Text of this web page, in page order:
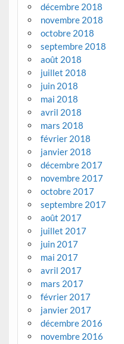
décembre 2018
novembre 2018
octobre 2018
septembre 2018
août 2018
juillet 2018
juin 2018
mai 2018
avril 2018
mars 2018
février 2018
janvier 2018
décembre 2017
novembre 2017
octobre 2017
septembre 2017
août 2017
juillet 2017
juin 2017
mai 2017
avril 2017
mars 2017
février 2017
janvier 2017
décembre 2016
novembre 2016